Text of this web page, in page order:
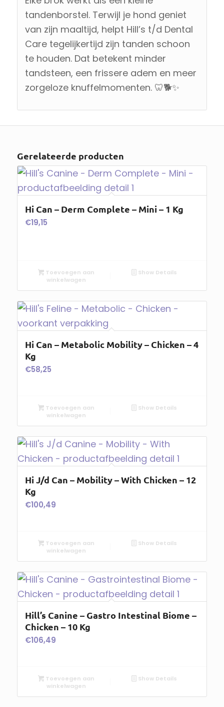
tandenborstel. Terwijl je hond geniet
van zijn maaltijd, helpt Hill’s t/d Dental
Care tegelijkertijd zijn tanden schoon
te houden. Dat betekent minder
tandsteen, een frissere adem en meer
zorgeloze knuffelmomenten. 🦷🐕✨
Gerelateerde producten
Hi Can – Derm Complete – Mini – 1 Kg
€19,15
Toevoegen aan
winkelwagen
Show Details
Hi Can – Metabolic Mobility – Chicken – 4
Kg
€58,25
Toevoegen aan
winkelwagen
Show Details
Hi J/d Can – Mobility – With Chicken – 12
Kg
€100,49
Toevoegen aan
winkelwagen
Show Details
Hill’s Canine – Gastro Intestinal Biome –
Chicken – 10 Kg
€106,49
Toevoegen aan
winkelwagen
Show Details